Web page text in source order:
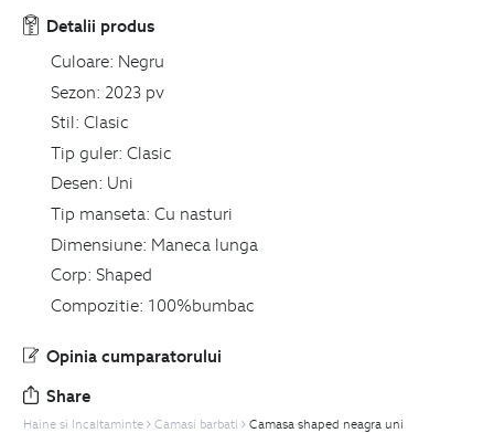
Detalii produs
Culoare: Negru
Sezon: 2023 pv
Stil: Clasic
Tip guler: Clasic
Desen: Uni
Tip manseta: Cu nasturi
Dimensiune: Maneca lunga
Corp: Shaped
Compozitie: 100%bumbac
Opinia cumparatorului
Share
Haine si Incaltaminte Camasi barbati Camasa shaped neagra uni